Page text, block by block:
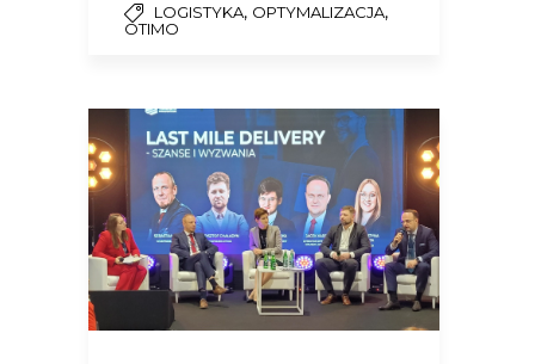
LOGISTYKA, OPTYMALIZACJA,
OTIMO